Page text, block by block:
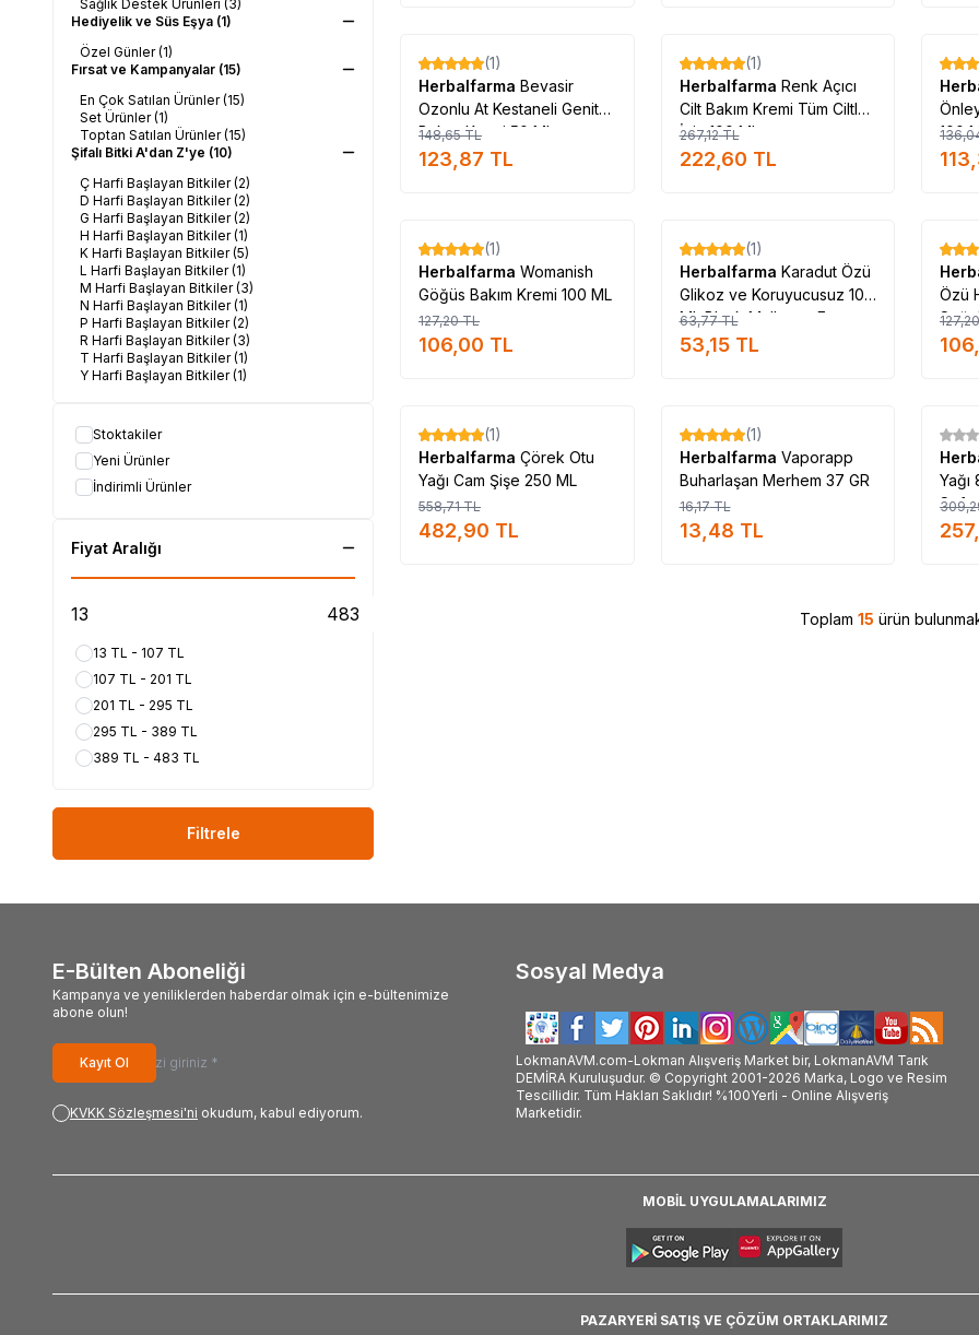
Sağlık Destek Ürünleri (3)
Hediyelik ve Süs Eşya (1)
Özel Günler(1)
Fırsat ve Kampanyalar (15)
En Çok Satılan Ürünler(15)
Set Ürünler(1)
Toptan Satılan Ürünler(15)
Şifalı Bitki A'dan Z'ye (10)
Ç Harfi Başlayan Bitkiler(2)
D Harfi Başlayan Bitkiler(2)
G Harfi Başlayan Bitkiler(2)
H Harfi Başlayan Bitkiler(1)
K Harfi Başlayan Bitkiler(5)
L Harfi Başlayan Bitkiler(1)
M Harfi Başlayan Bitkiler(3)
N Harfi Başlayan Bitkiler(1)
P Harfi Başlayan Bitkiler(2)
R Harfi Başlayan Bitkiler(3)
T Harfi Başlayan Bitkiler(1)
Y Harfi Başlayan Bitkiler(1)
Stoktakiler
Yeni Ürünler
İndirimli Ürünler
Fiyat Aralığı
13 TL - 107 TL
107 TL - 201 TL
201 TL - 295 TL
295 TL - 389 TL
389 TL - 483 TL
Filtrele
%17
(1)
Herbalfarma Bevasir
Ozonlu At Kestaneli Genital
Bakım Kremi 50 ML
148,65TL
123,87 TL
%17
(1)
Herbalfarma Renk Açıcı
Cilt Bakım Kremi Tüm Ciltler
İçin 100 ML
267,12TL
222,60 TL
%17
100
%17
(1)
Herbalfarma Womanish
Göğüs Bakım Kremi 100 ML
127,20TL
106,00 TL
%17
(1)
Herbalfarma Karadut Özü
Glikoz ve Koruyucusuz 100
ML Black Mulberry Extract
63,77TL
53,15TL
%17
Özü
Gr
127,20
%14
(1)
Herbalfarma Çörek Otu
Yağı Cam Şişe 250 ML
558,71TL
482,90 TL
%17
(1)
Herbalfarma Vaporapp
Buharlaşan Merhem 37 GR
16,17TL
13,48 TL
%17
Yağı
Toplam 15 ürün
E-Bülten Aboneliği
Kampanya ve yeniliklerden haberdar olmak için e-bültenimize
abone olun!
Kayıt Ol
KVKK Sözleşmesi'ni okudum, kabul ediyorum.
Sosyal Medya
LokmanAVM.com-Lokman Alışveriş Market bir, LokmanAVM Tarık
DEMİRA Kuruluşudur. © Copyright 2001-2026 Marka, Logo ve Resim
Tescillidir. Tüm Hakları Saklıdır! %100Yerli - Online Alışveriş
Marketidir.
MOBİL UYGULAMALARIMIZ
PAZARYERİ SATIŞ VE ÇÖZÜM ORTAKLARIMIZ